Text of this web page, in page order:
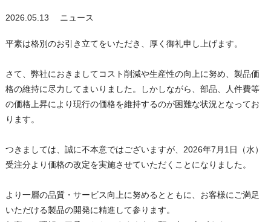
2026.05.13 ニュース
平素は格別のお引き立てをいただき、厚く御礼申し上げます。
さて、弊社におきましてコスト削減や生産性の向上に努め、製品価
格の維持に尽力してまいりました。しかしながら、部品、人件費等
の価格上昇により現行の価格を維持するのが困難な状況となってお
ります。
つきましては、誠に不本意ではございますが、2026年7月1日（水）
受注分より価格の改定を実施させていただくことになりました。
より一層の品質・サービス向上に努めるとともに、お客様にご満足
いただける製品の開発に精進して参ります。